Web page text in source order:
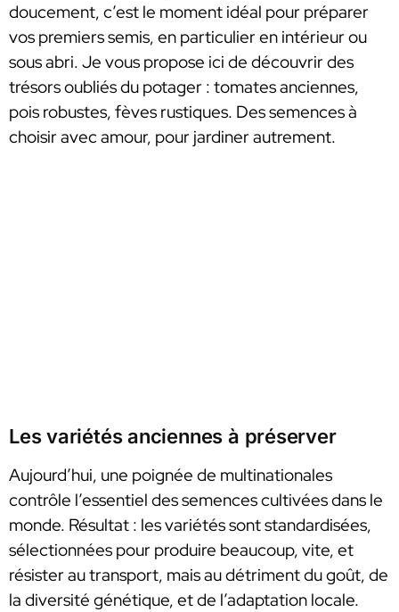
doucement, c’est le moment idéal pour préparer
vos premiers semis, en particulier en intérieur ou
sous abri. Je vous propose ici de découvrir des
trésors oubliés du potager : tomates anciennes,
pois robustes, fèves rustiques. Des semences à
choisir avec amour, pour jardiner autrement.
Les variétés anciennes à préserver
Aujourd’hui, une poignée de multinationales
contrôle l’essentiel des semences cultivées dans le
monde. Résultat : les variétés sont standardisées,
sélectionnées pour produire beaucoup, vite, et
résister au transport, mais au détriment du goût, de
la diversité génétique, et de l’adaptation locale.